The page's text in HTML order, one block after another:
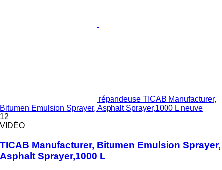
répandeuse TICAB Manufacturer,
Bitumen Emulsion Sprayer, Asphalt Sprayer,1000 L neuve
12
VIDÉO
TICAB Manufacturer, Bitumen Emulsion Sprayer,
Asphalt Sprayer,1000 L